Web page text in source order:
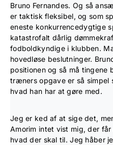
Bruno Fernandes. Og så
er taktisk fleksibel, og som
eneste konkurrencedygtige
katastrofalt dårlig
fodboldkyndige i klubben.
hovedløse beslutninger.
positionen og så må tingene
træners opgave er så simpel
hvad han har at gøre med.
Jeg er ked af at sige det,
Amorim intet vist mig, der
hvad der skal til. Jeg håber